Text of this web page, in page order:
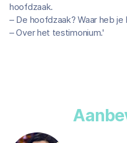
hoofdzaak.
– De hoofdzaak? Waar heb je
– Over het testimonium.'